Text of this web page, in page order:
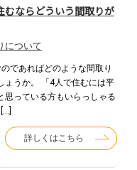
むならどういう間取りが
について
であればどのような間取り
ょうか。 「4人で住むには平
思っている方もいらっしゃる
詳しくはこちら